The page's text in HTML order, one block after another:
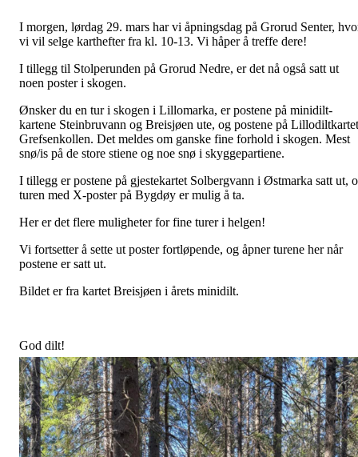
I morgen, lørdag 29. mars har vi åpningsdag på Grorud Senter,
vi vil selge karthefter fra kl. 10-13. Vi håper å treffe dere!
I tillegg til Stolperunden på Grorud Nedre, er det nå også satt ut
noen poster i skogen.
Ønsker du en tur i skogen i Lillomarka, er postene på minidilt-
kartene Steinbruvann og Breisjøen ute, og postene på Lillodiltkartet
Grefsenkollen. Det meldes om ganske fine forhold i skogen. Mest
snø/is på de store stiene og noe snø i skyggepartiene.
I tillegg er postene på gjestekartet Solbergvann i Østmarka satt ut,
turen med X-poster på Bygdøy er mulig å ta.
Her er det flere muligheter for fine turer i helgen!
Vi fortsetter å sette ut poster fortløpende, og åpner turene her når
postene er satt ut.
Bildet er fra kartet Breisjøen i årets minidilt.
God dilt!